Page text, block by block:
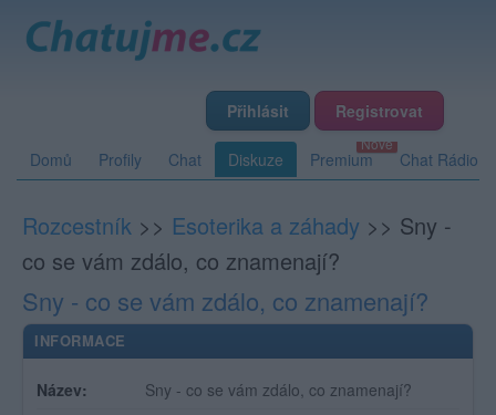
Přihlásit Registrovat
Domů Profily Chat Diskuze Premium Chat Rádio
Rozcestník >> Esoterika a záhady >> Sny -
co se vám zdálo, co znamenají?
Sny - co se vám zdálo, co znamenají?
INFORMACE
Název:
Sny - co se vám zdálo, co znamenají?